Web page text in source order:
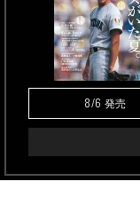
8/6 発売